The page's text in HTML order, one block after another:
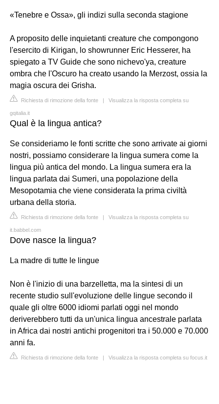
«Tenebre e Ossa», gli indizi sulla seconda stagione
A proposito delle inquietanti creature che compongono
l'esercito di Kirigan, lo showrunner Eric Hesserer, ha
spiegato a TV Guide che sono nichevo'ya, creature
ombra che l'Oscuro ha creato usando la Merzost, ossia la
magia oscura dei Grisha.
Richiesta di rimozione della fonte | Visualizza la risposta completa su
gqitalia.it
Qual è la lingua antica?
Se consideriamo le fonti scritte che sono arrivate ai giorni
nostri, possiamo considerare la lingua sumera come la
lingua più antica del mondo. La lingua sumera era la
lingua parlata dai Sumeri, una popolazione della
Mesopotamia che viene considerata la prima civiltà
urbana della storia.
Richiesta di rimozione della fonte | Visualizza la risposta completa su
it.babbel.com
Dove nasce la lingua?
La madre di tutte le lingue
Non è l'inizio di una barzelletta, ma la sintesi di un
recente studio sull'evoluzione delle lingue secondo il
quale gli oltre 6000 idiomi parlati oggi nel mondo
deriverebbero tutti da un'unica lingua ancestrale parlata
in Africa dai nostri antichi progenitori tra i 50.000 e 70.000
anni fa.
Richiesta di rimozione della fonte | Visualizza la risposta completa su focus.it